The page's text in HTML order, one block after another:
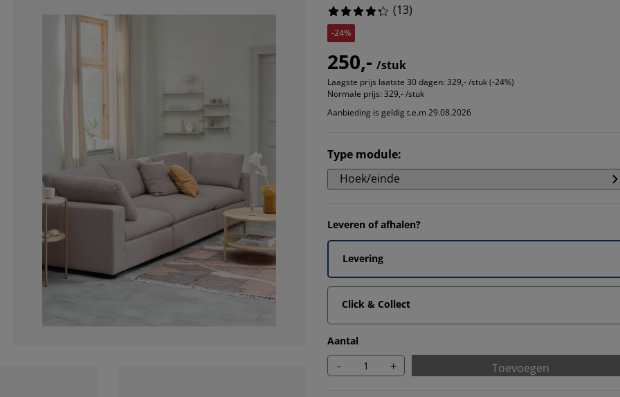
(13)
-24%
250,- /stuk
Laagste prijs laatste 30 dagen: 329,- /stuk (-24%)
Normale prijs: 329,- /stuk
Aanbieding is geldig t.e.m 29.08.2026
Type module:
Hoek/einde
Leveren of afhalen?
Levering
Click & Collect
Aantal
- + Toevoegen
61.53846153846154%
15.384615384615385%
15.384615384615385%